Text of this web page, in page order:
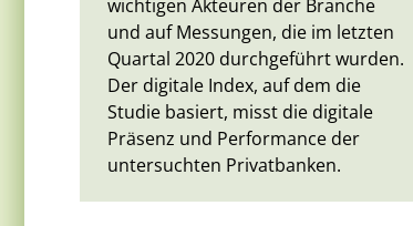
wichtigen Akteuren der Branche
und auf Messungen, die im letzten
Quartal 2020 durchgeführt wurden.
Der digitale Index, auf dem die
Studie basiert, misst die digitale
Präsenz und Performance der
untersuchten Privatbanken.